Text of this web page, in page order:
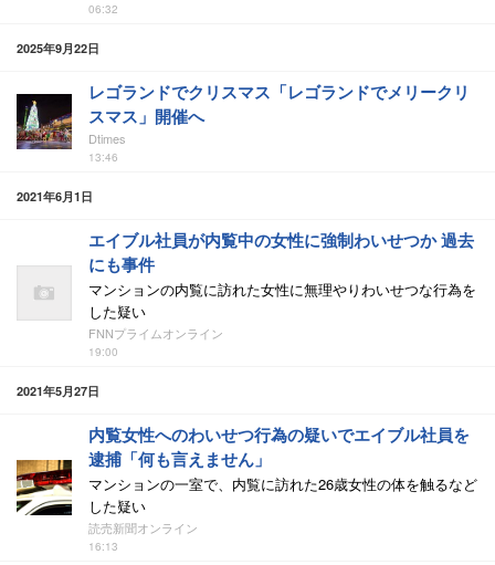
06:32
2025年9月22日
レゴランドでクリスマス「レゴランドでメリークリ
スマス」開催へ
Dtimes
13:46
2021年6月1日
エイブル社員が内覧中の女性に強制わいせつか 過去
にも事件
マンションの内覧に訪れた女性に無理やりわいせつな行為を
した疑い
FNNプライムオンライン
19:00
2021年5月27日
内覧女性へのわいせつ行為の疑いでエイブル社員を
逮捕「何も言えません」
マンションの一室で、内覧に訪れた26歳女性の体を触るなど
した疑い
読売新聞オンライン
16:13